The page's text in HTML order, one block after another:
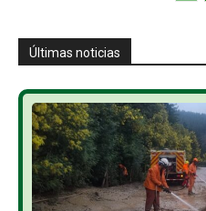
Últimas noticias